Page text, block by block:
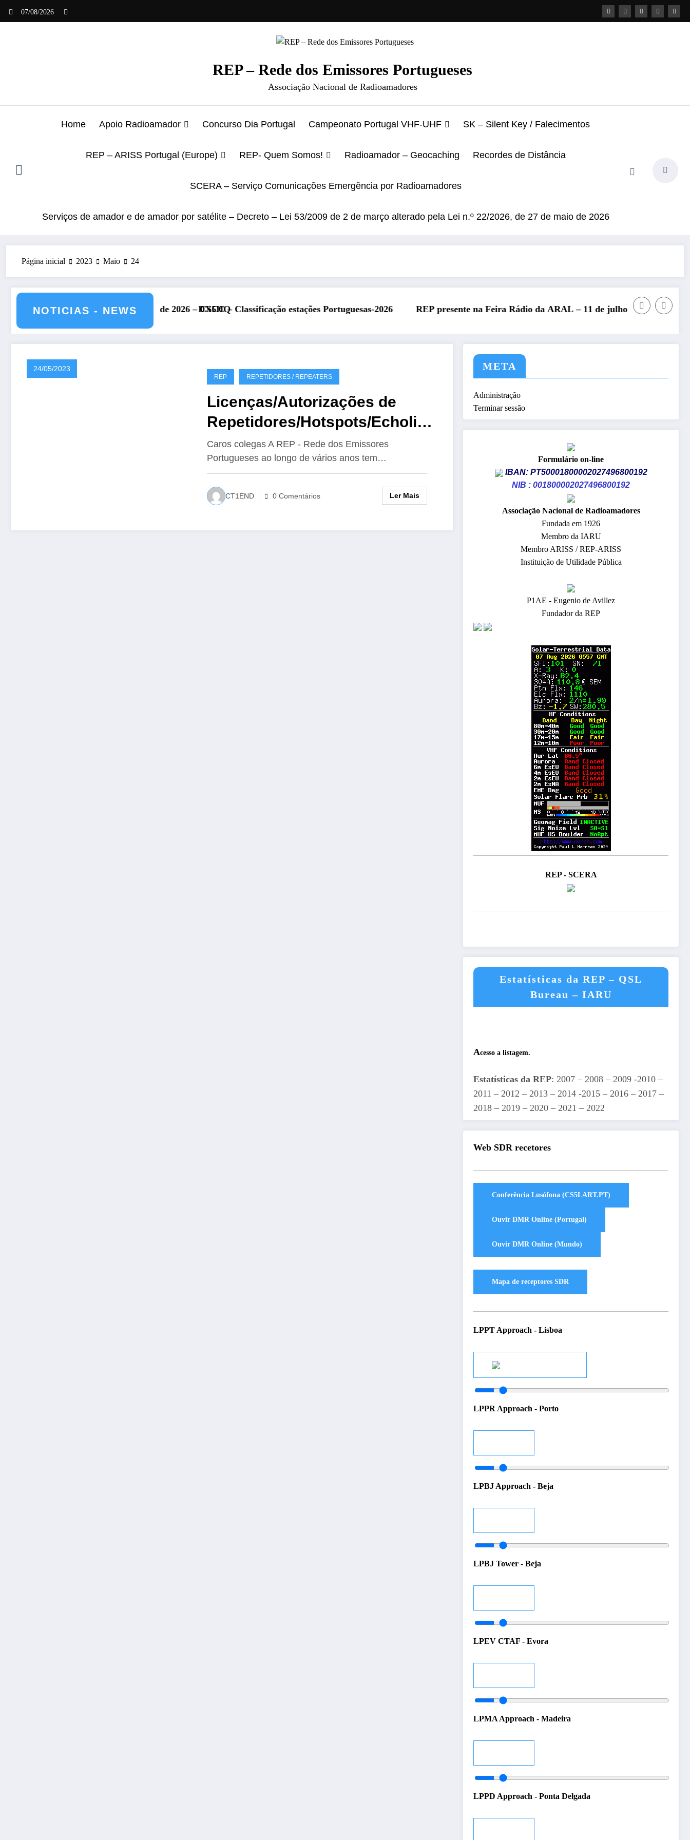
07/08/2026
REP – Rede dos Emissores Portugueses
Associação Nacional de Radioamadores
Home Apoio Radioamador Concurso Dia Portugal Campeonato Portugal VHF-UHF SK – Silent Key / Falecimentos
REP – ARISS Portugal (Europe) REP- Quem Somos! Radioamador – Geocaching Recordes de Distância
SCERA – Serviço Comunicações Emergência por Radioamadores
Serviços de amador e de amador por satélite – Decreto – Lei 53/2009 de 2 de março alterado pela Lei n.º 22/2026, de 27 de maio de 2026
Página inicial 2023 Maio 24
NOTICIAS - NEWS
julho de 2026 – CS5HQDXCC – Classificação estações Portuguesas-2026 REP presente na Feira Rádio da ARAL – 11 de julho de 2026REP presente no Encontro Nacional de
24/05/2023
REP REPETIDORES / REPEATERS
Licenças/Autorizações de
Repetidores/Hotspots/Echolink
s e/ou similares
Caros colegas A REP - Rede dos Emissores
Portugueses ao longo de vários anos tem…
CT1END 0 Comentários Ler Mais
META
Administração
Terminar sessão
Formulário on-line
IBAN: PT50001800002027496800192
NIB : 001800002027496800192
​Associação Nacional de Radioamadores
Fundada em 1926
Membro da IARU
Membro ARISS / REP-ARISS
Instituição de Utilidade Pública
P1AE - Eugenio de Avillez
Fundador da REP
REP - SCERA
Estatísticas da REP – QSL
Bureau – IARU
Acesso a listagem.
Estatísticas da REP: 2007 – 2008 – 2009 -2010 –
2011 – 2012 – 2013 – 2014 -2015 – 2016 – 2017 –
2018 – 2019 – 2020 – 2021 – 2022
Web SDR recetores
LPPT Approach - Lisboa
LPPR Approach - Porto
LPBJ Approach - Beja
LPBJ Tower - Beja
LPEV CTAF - Evora
LPMA Approach - Madeira
LPPD Approach - Ponta Delgada